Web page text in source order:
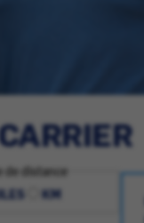
de distance
KM